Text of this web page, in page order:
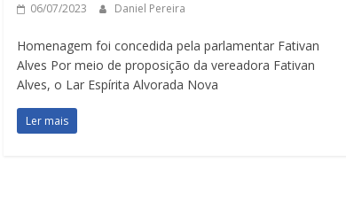
06/07/2023 Daniel Pereira
Homenagem foi concedida pela parlamentar Fativan
Alves Por meio de proposição da vereadora Fativan
Alves, o Lar Espírita Alvorada Nova
Ler mais